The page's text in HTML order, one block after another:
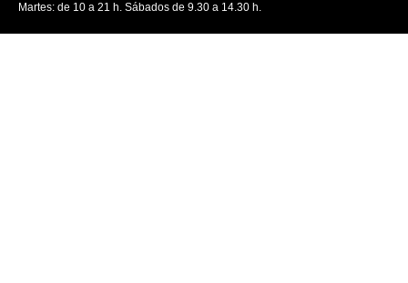
Martes: de 10 a 21 h. Sábados de 9.30 a 14.30 h.